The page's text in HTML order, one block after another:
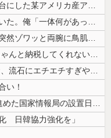
「ピクサー最大の失敗だ」と日本を舞台にした某アメリカ産アニメが話題に、...
出張から帰ったら、嫁の顔が青ざめていた。俺「一体何があったんだ？」嫁「...
賃貸物件を内覧中、ベランダに出たら突然ゾワッと両腕に鳥肌が出た。「やっ...
【怒報】 国税庁「あのさぁ！君らがちゃんと納税してくれないとこうなっち...
【画像】 この佳子さまのボディライン、流石にエチエチすぎやろ！
い！
（ ´_ゝ`）中国「高市政権が法制化を進めた国家情報局の設置日が7月3...
日韓協力強化を」